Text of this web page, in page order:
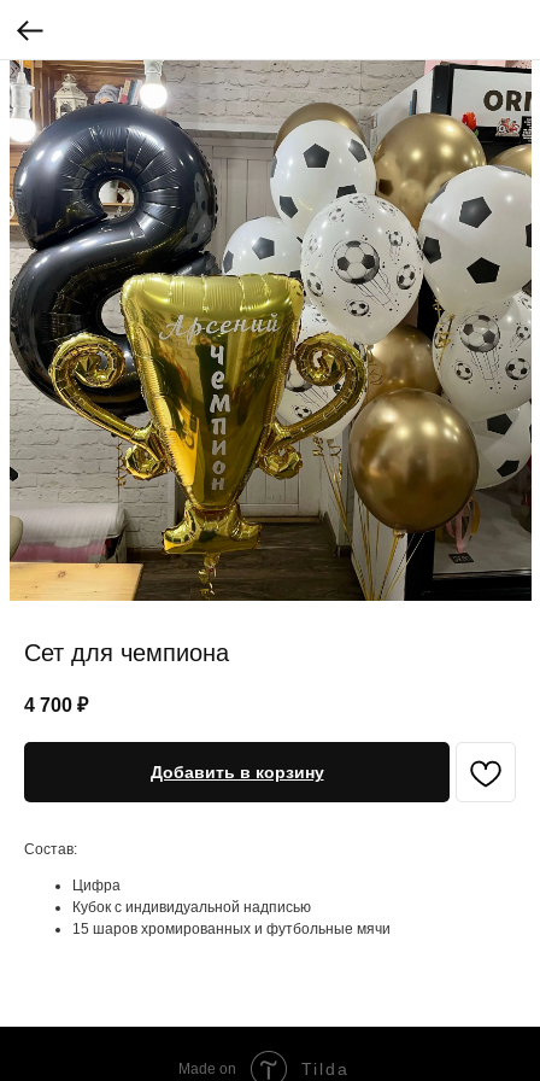
Сет для чемпиона
4 700 ₽
Добавить в корзину
Состав:
Цифра
Кубок с индивидуальной надписью
15 шаров хромированных и футбольные мячи
Made on Tilda